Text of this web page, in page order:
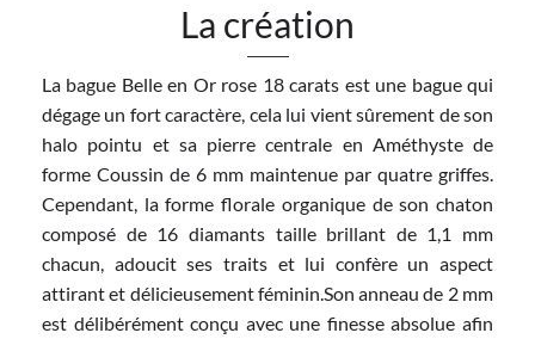
La création
La bague Belle en Or rose 18 carats est une bague qui
dégage un fort caractère, cela lui vient sûrement de son
halo pointu et sa pierre centrale en Améthyste de
forme Coussin de 6 mm maintenue par quatre griffes.
Cependant, la forme florale organique de son chaton
composé de 16 diamants taille brillant de 1,1 mm
chacun, adoucit ses traits et lui confère un aspect
attirant et délicieusement féminin.Son anneau de 2 mm
est délibérément conçu avec une finesse absolue afin